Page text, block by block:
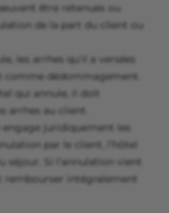
être retenues ou
de la part du client ou
les arrhes qu’il a versées
comme dédommagement.
qui annule, il doit
arrhes au client.
engage juridiquement les
par le client, l’hôtel
séjour. Si l’annulation vient
rembourser intégralement